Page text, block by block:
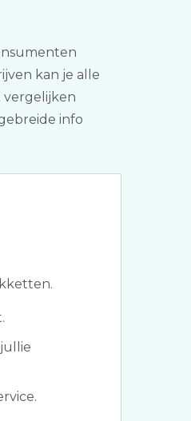
kan je alle
vergelijken
info